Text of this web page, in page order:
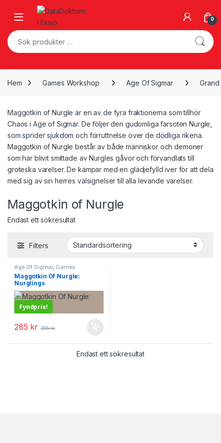
Skip to navigation
Skip to content
Open 0
Sök efter:
Hem Games Workshop Age Of Sigmar
Maggotkin of Nurgle är en av de fyra fraktionerna som tillhör
Chaos i Age of Sigmar. De följer den gudomliga farsoten Nurgle,
som sprider sjukdom och förruttnelse över de dödliga rikena.
Maggotkin of Nurgle består av både människor och demoner
som har blivit smittade av Nurgles gåvor och förvandlats till
groteska varelser. De kämpar med en glädjefylld iver för att dela
med sig av sin herres välsignelser till alla levande varelser.
Maggotkin of Nurgle
Endast ett sökresultat
Filters
Age Of Sigmar, Games
Workshop, Grand Alliance
Chaos,Maggotkin of Nurgle
Maggotkin Of Nurgle:
Nurglings
Fyndpris!
285 kr 295kr
Endast ett sökresultat